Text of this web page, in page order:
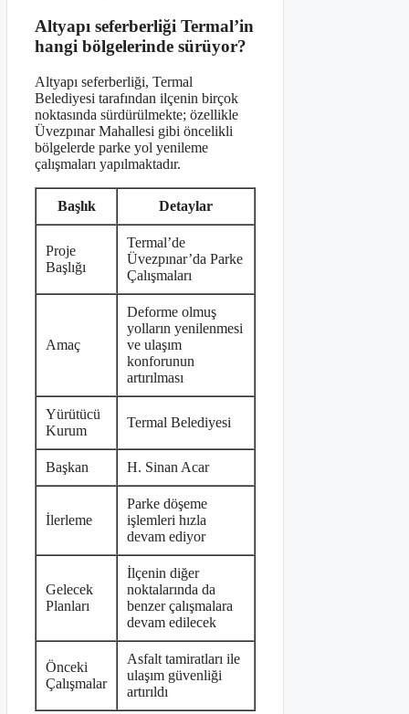
Altyapı seferberliği Termal’in
hangi bölgelerinde sürüyor?
Altyapı seferberliği, Termal
Belediyesi tarafından ilçenin birçok
noktasında sürdürülmekte; özellikle
Üvezpınar Mahallesi gibi öncelikli
bölgelerde parke yol yenileme
çalışmaları yapılmaktadır.
Başlık Detaylar
Proje
Başlığı
Termal’de
Üvezpınar’da Parke
Çalışmaları
Amaç
Deforme olmuş
yolların yenilenmesi
ve ulaşım
konforunun
artırılması
Yürütücü
Kurum
Termal Belediyesi
Başkan H. Sinan Acar
İlerleme
Parke döşeme
işlemleri hızla
devam ediyor
Gelecek
Planları
İlçenin diğer
noktalarında da
benzer çalışmalara
devam edilecek
Önceki
Çalışmalar
Asfalt tamiratları ile
ulaşım güvenliği
artırıldı